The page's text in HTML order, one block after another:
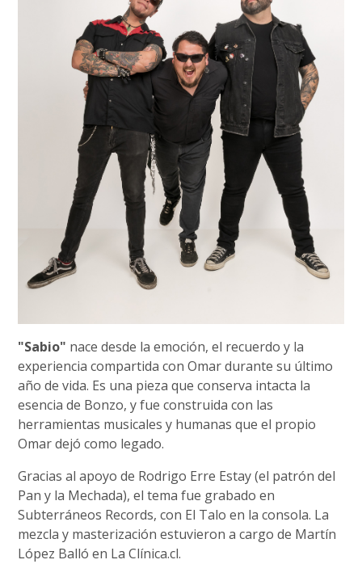
"Sabio" nace desde la emoción, el recuerdo y la
experiencia compartida con Omar durante su último
año de vida. Es una pieza que conserva intacta la
esencia de Bonzo, y fue construida con las
herramientas musicales y humanas que el propio
Omar dejó como legado.
Gracias al apoyo de Rodrigo Erre Estay (el patrón del
Pan y la Mechada), el tema fue grabado en
Subterráneos Records, con El Talo en la consola. La
mezcla y masterización estuvieron a cargo de Martín
López Balló en La Clínica.cl.